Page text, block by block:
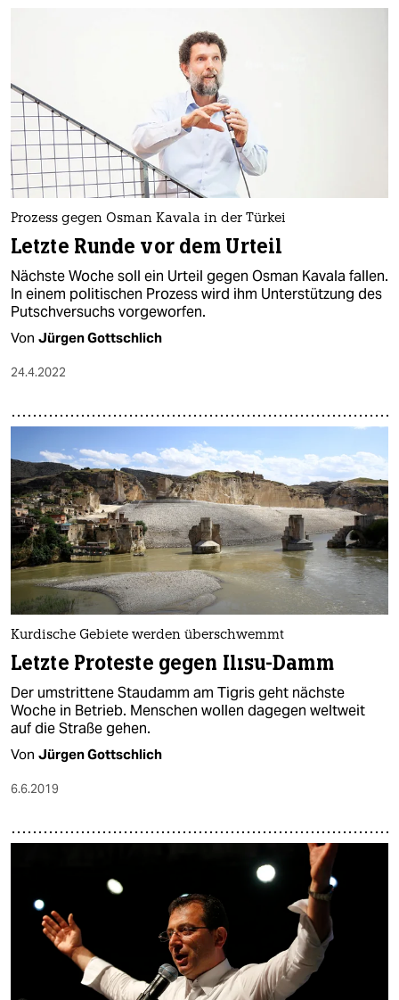
Prozess gegen Osman Kavala in der Türkei
Letzte Runde vor dem Urteil
Nächste Woche soll ein Urteil gegen Osman Kavala fallen.
In einem politischen Prozess wird ihm Unterstützung des
Putschversuchs vorgeworfen.
Von Jürgen Gottschlich
24.4.2022
Kurdische Gebiete werden überschwemmt
Letzte Proteste gegen Ilısu-Damm
Der umstrittene Staudamm am Tigris geht nächste
Woche in Betrieb. Menschen wollen dagegen weltweit
auf die Straße gehen.
Von Jürgen Gottschlich
6.6.2019